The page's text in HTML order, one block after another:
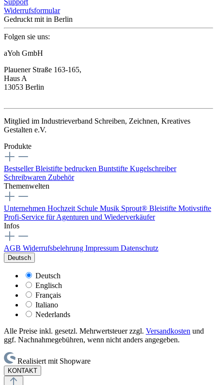
Support
Widerrufsformular
Gedruckt mit in Berlin
Folgen sie uns:
aYoh GmbH
Plauener Straße 163-165,
Haus A
13053 Berlin
Mitglied im Industrieverband Schreiben, Zeichnen, Kreatives
Gestalten e.V.
Produkte
BestsellerBleistifte bedrucken Buntstifte Kugelschreiber
Schreibwaren Zubehör
Themenwelten
Unternehmen Hochzeit Schule Musik Sprout® Bleistifte Motivstifte
Profi-Service für Agenturen und Wiederverkäufer
Infos
AGB Widerrufsbelehrung Impressum Datenschutz
Deutsch
Deutsch
Englisch
Français
Italiano
Nederlands
Alle Preise inkl. gesetzl. Mehrwertsteuer zzgl. Versandkosten und
ggf. Nachnahmegebühren, wenn nicht anders angegeben.
Realisiert mit Shopware
KONTAKT